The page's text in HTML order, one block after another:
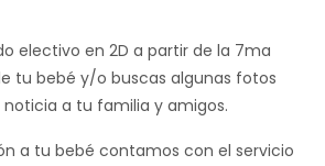
electivo en 2D a partir de la 7ma
tu bebé y/o buscas algunas fotos
a tu familia y amigos.
a tu bebé contamos con el servicio